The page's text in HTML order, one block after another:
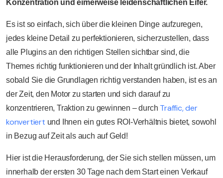
Konzentration und eimerweise leidenschaftlichen Eifer.
Es ist so einfach, sich über die kleinen Dinge aufzuregen,
jedes kleine Detail zu perfektionieren, sicherzustellen, dass
alle Plugins an den richtigen Stellen sichtbar sind, die
Themes richtig funktionieren und der Inhalt gründlich ist. Aber
sobald Sie die Grundlagen richtig verstanden haben, ist es an
der Zeit, den Motor zu starten und sich darauf zu
konzentrieren, Traktion zu gewinnen – durch Traffic, der
konvertiert und Ihnen ein gutes ROI-Verhältnis bietet, sowohl
in Bezug auf Zeit als auch auf Geld!
Hier ist die Herausforderung, der Sie sich stellen müssen, um
innerhalb der ersten 30 Tage nach dem Start einen Verkauf